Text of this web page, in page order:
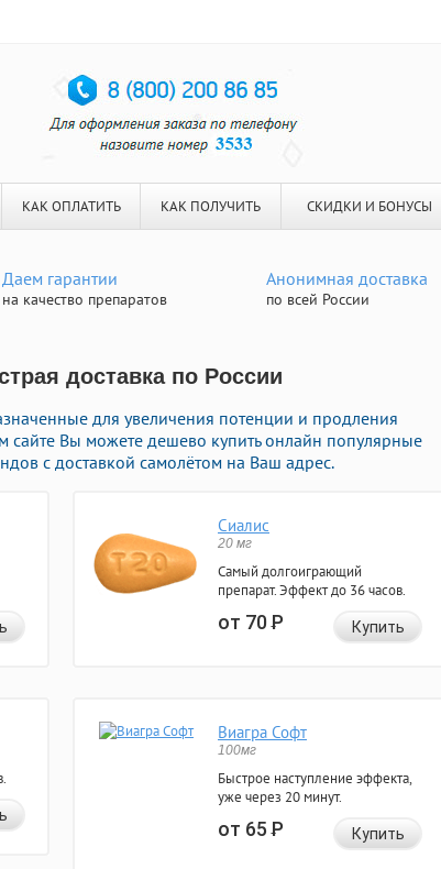
КАК ОПЛАТИТЬ КАК ПОЛУЧИТЬ СКИДКИ И БОНУСЫ
Даем гарантии
на качество препаратов
Анонимная доставка
по всей России
доставка по России
для увеличения потенции и продления
сайте Вы можете дешево купить онлайн популярные
с доставкой самолётом на Ваш адрес.
Сиалис
20 мг
Самый долгоиграющий
препарат. Эффект до 36 часов.
от 70Р Купить
Виагра Софт
100мг
Быстрое наступление эффекта,
уже через 20 минут.
от 65Р Купить